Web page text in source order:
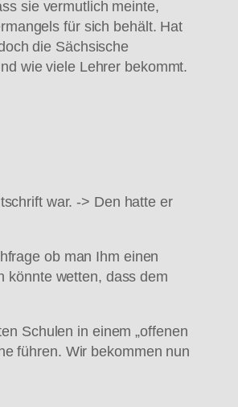
sie vermutlich meinte,
für sich behält. Hat
die Sächsische
wie viele Lehrer bekommt.
war. -> Den hatte er
ob man Ihm einen
könnte wetten, dass dem
Schulen in einem „offenen
führen. Wir bekommen nun